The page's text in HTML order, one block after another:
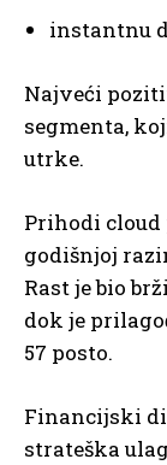
instantnu
Najveći
segmenta,
utrke.
Prihodi cloud
godišnjoj
Rast je bio
dok je
57 posto.
Financijski
strateška